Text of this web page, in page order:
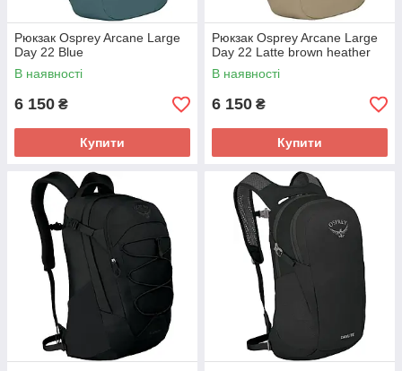
Рюкзак Osprey Arcane Large
Day 22 Blue
В наявності
6 150 ₴
Купити
Рюкзак Osprey Arcane Large
Day 22 Latte brown heather
В наявності
6 150 ₴
Купити